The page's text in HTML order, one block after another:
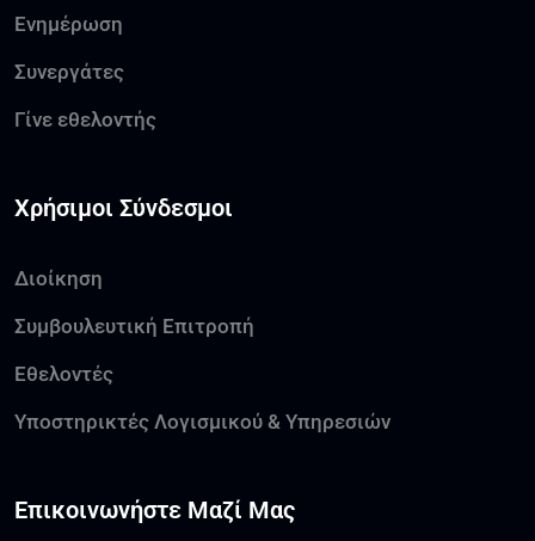
Ενημέρωση
Συνεργάτες
Γίνε εθελοντής
Χρήσιμοι Σύνδεσμοι
Διοίκηση
Συμβουλευτική Επιτροπή
Εθελοντές
Υποστηρικτές Λογισμικού & Υπηρεσιών
Επικοινωνήστε Μαζί Μας